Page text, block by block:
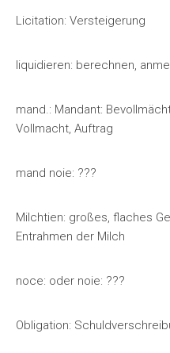
Licitation: Versteigerung
liquidieren: berechnen,
mand.: Mandant:
Vollmacht, Auftrag
mand noie: ???
Milchtien: großes, flaches
Entrahmen der Milch
noce: oder noie: ???
Obligation: